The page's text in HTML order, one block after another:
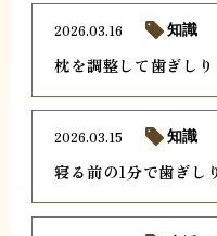
枕を調整して歯ぎし
2026.03.16 知識
寝る前の1分で歯ぎし
2026.03.15 知識